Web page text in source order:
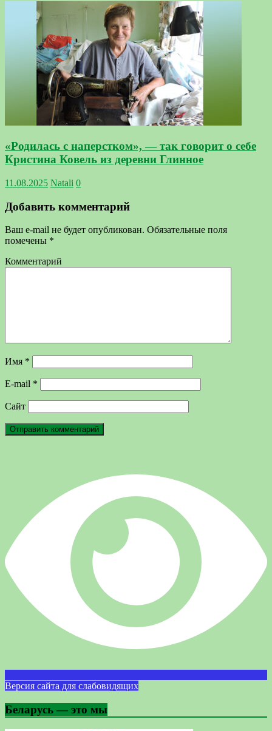
«Родилась с наперстком», — так говорит о себе
Кристина Ковель из деревни Глинное
11.08.2025 Natali 0
Добавить комментарий
Ваш e-mail не будет опубликован. Обязательные поля
помечены *
Комментарий
Имя *
E-mail *
Сайт
Версия сайта для слабовидящих
Беларусь — это мы